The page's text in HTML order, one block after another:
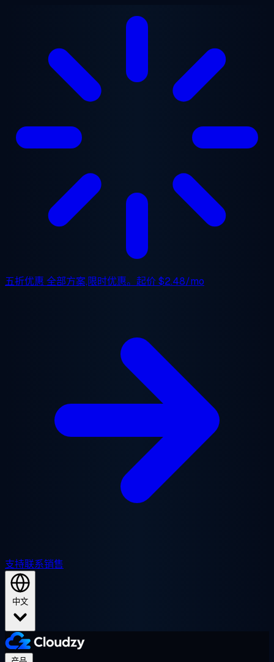
五折优惠 全部方案,限时优惠。起价$2.48/mo
支持联系销售
中文